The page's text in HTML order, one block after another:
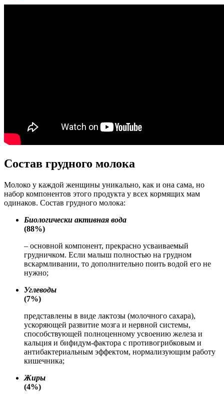
Состав грудного молока
Молоко у каждой женщины уникально, как и она сама, но
набор компонентов этого продукта у всех кормящих мам
одинаков. Состав грудного молока:
Биологически активная вода
(88%)
– основной компонент, прекрасно усваиваемый
грудничком. Если малыш полностью на грудном
вскармливании, то дополнительно поить водой его не
нужно;
Углеводы
(7%)
представлены в виде лактозы (молочного сахара),
ускоряющей развитие мозга и нервной системы,
способствующей полноценному усвоению железа и
кальция и бифидум-фактора с противогрибковым и
антибактериальным эффектом, нормализующим работу
кишечника;
Жиры
(4%)